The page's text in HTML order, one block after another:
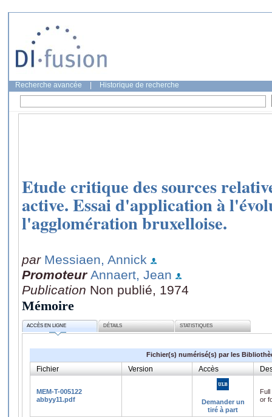
Recherche avancée Historique de recherche
Etude critique des sources
active. Essai d'application à
l'agglomération bruxelloise.
par Messiaen, Annick
Promoteur Annaert, Jean
Publication Non publié, 1974
Mémoire
ACCÈS EN LIGNE DÉTAILS STATISTIQUES
Fichier(s) numérisé(s) par les
Fichier Version Accès
MEM-T-005122
abbyy11.pdf
Demander un
tiré à part
or